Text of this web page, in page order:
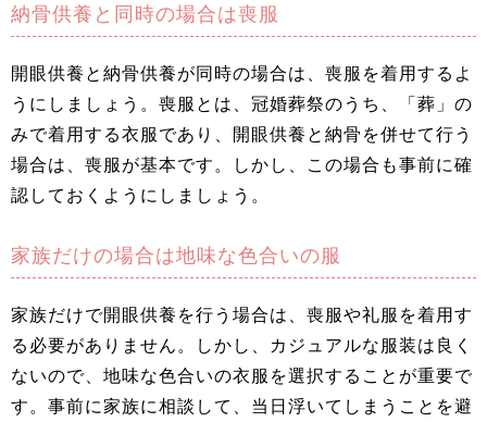
納骨供養と同時の場合は喪服
開眼供養と納骨供養が同時の場合は、喪服を着用するよ
うにしましょう。喪服とは、冠婚葬祭のうち、「葬」の
みで着用する衣服であり、開眼供養と納骨を併せて行う
場合は、喪服が基本です。しかし、この場合も事前に確
認しておくようにしましょう。
家族だけの場合は地味な色合いの服
家族だけで開眼供養を行う場合は、喪服や礼服を着用す
る必要がありません。しかし、カジュアルな服装は良く
ないので、地味な色合いの衣服を選択することが重要で
す。事前に家族に相談して、当日浮いてしまうことを避